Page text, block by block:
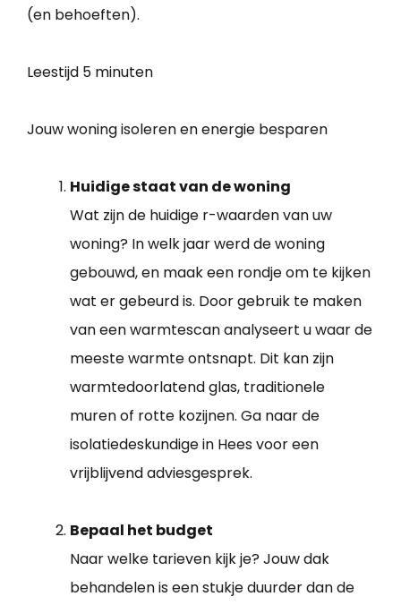
(en behoeften).
Leestijd 5 minuten
Jouw woning isoleren en energie besparen
Huidige staat van de woning
Wat zijn de huidige r-waarden van uw
woning? In welk jaar werd de woning
gebouwd, en maak een rondje om te kijken
wat er gebeurd is. Door gebruik te maken
van een warmtescan analyseert u waar de
meeste warmte ontsnapt. Dit kan zijn
warmtedoorlatend glas, traditionele
muren of rotte kozijnen. Ga naar de
isolatiedeskundige in Hees voor een
vrijblijvend adviesgesprek.
Bepaal het budget
Naar welke tarieven kijk je? Jouw dak
behandelen is een stukje duurder dan de